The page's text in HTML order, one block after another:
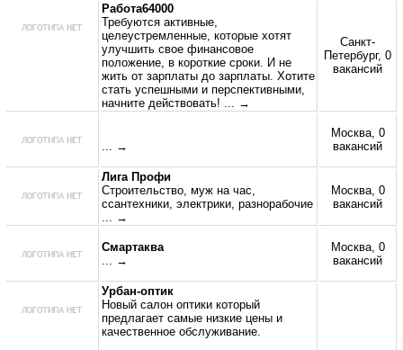
Работа64000
Требуются активные,
целеустремленные, которые хотят
улучшить свое финансовое
положение, в короткие сроки. И не
жить от зарплаты до зарплаты. Хотите
стать успешными и перспективными,
начните действовать!
... →
Санкт-
Петербург, 0
вакансий
... →
Москва, 0
вакансий
Лига Профи
Строительство, муж на час,
ссантехники, электрики, разнорабочие
... →
Москва, 0
вакансий
Смартаква
... →
Москва, 0
вакансий
Урбан-оптик
Новый салон оптики который
предлагает самые низкие цены и
качественное обслуживание.